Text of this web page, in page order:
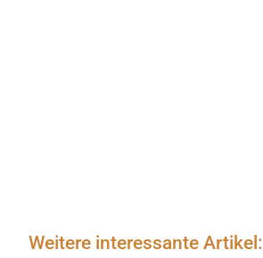
Weitere interessante Artikel: